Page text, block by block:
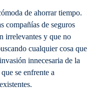
de ahorrar tiempo.
compañías de seguros
irrelevantes y que no
cualquier cosa que
innecesaria de la
se enfrente a